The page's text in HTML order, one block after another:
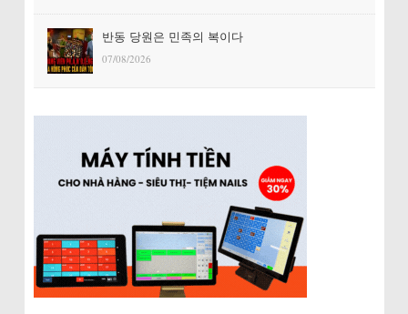
반동 당원은 민족의 복이다
07/08/2026